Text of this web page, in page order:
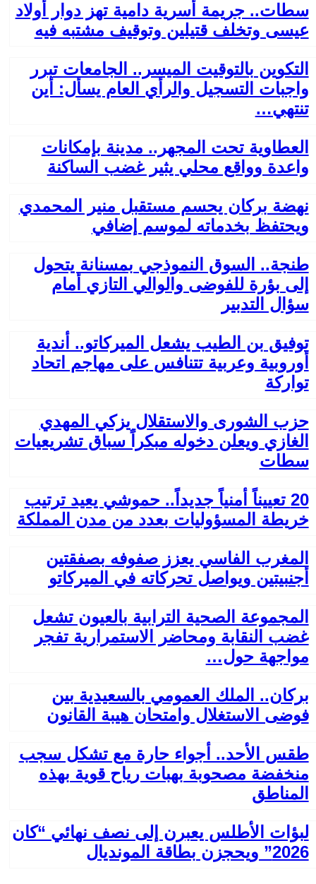
سطات.. جريمة أسرية دامية تهز دوار أولاد
عيسى وتخلف قتيلين وتوقيف مشتبه فيه
التكوين بالتوقيت الميسر.. الجامعات تبرر
واجبات التسجيل والرأي العام يسأل: أين
تنتهي…
العطاوية تحت المجهر.. مدينة بإمكانات
واعدة وواقع محلي يثير غضب الساكنة
نهضة بركان يحسم مستقبل منير المحمدي
ويحتفظ بخدماته لموسم إضافي
طنجة.. السوق النموذجي بمسنانة يتحول
إلى بؤرة للفوضى والوالي التازي أمام
سؤال التدبير
توفيق بن الطيب يشعل الميركاتو.. أندية
أوروبية وعربية تتنافس على مهاجم اتحاد
تواركة
حزب الشورى والاستقلال يزكي المهدي
الغازي ويعلن دخوله مبكراً سباق تشريعيات
سطات
20 تعييناً أمنياً جديداً.. حموشي يعيد ترتيب
خريطة المسؤوليات بعدد من مدن المملكة
المغرب الفاسي يعزز صفوفه بصفقتين
أجنبيتين ويواصل تحركاته في الميركاتو
المجموعة الصحية الترابية بالعيون تشعل
غضب النقابة ومحاضر الاستمرارية تفجر
مواجهة حول…
بركان.. الملك العمومي بالسعيدية بين
فوضى الاستغلال وامتحان هيبة القانون
طقس الأحد.. أجواء حارة مع تشكل سجب
منخفضة مصحوبة بهبات رياح قوية بهذه
المناطق
لبؤات الأطلس يعبرن إلى نصف نهائي “كان
2026” ويحجزن بطاقة المونديال